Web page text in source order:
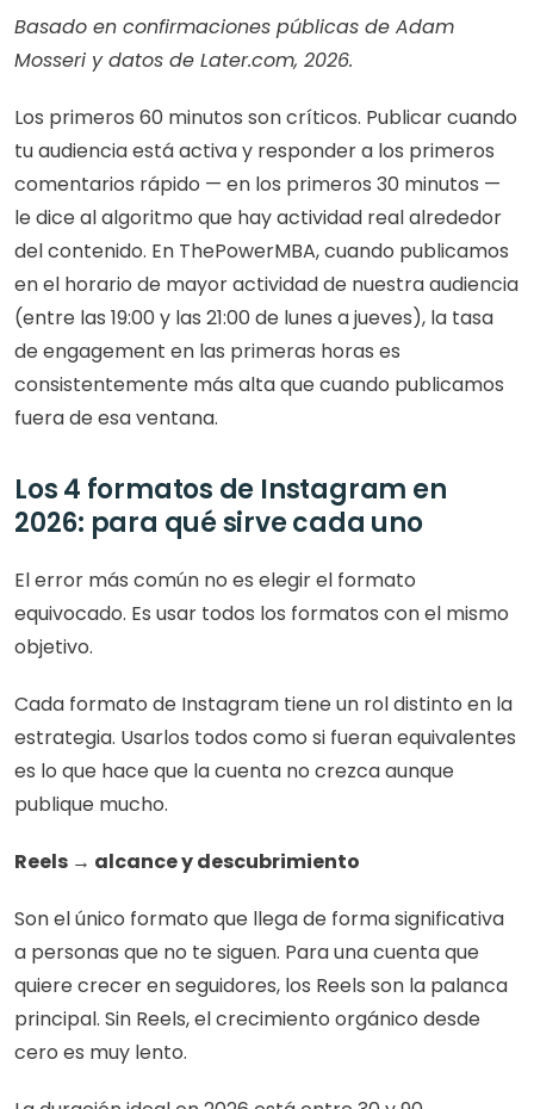
Basado en confirmaciones públicas de Adam
Mosseri y datos de Later.com, 2026.
Los primeros 60 minutos son críticos. Publicar cuando
tu audiencia está activa y responder a los primeros
comentarios rápido — en los primeros 30 minutos —
le dice al algoritmo que hay actividad real alrededor
del contenido. En ThePowerMBA, cuando publicamos
en el horario de mayor actividad de nuestra audiencia
(entre las 19:00 y las 21:00 de lunes a jueves), la tasa
de engagement en las primeras horas es
consistentemente más alta que cuando publicamos
fuera de esa ventana.
Los 4 formatos de Instagram en
2026: para qué sirve cada uno
El error más común no es elegir el formato
equivocado. Es usar todos los formatos con el mismo
objetivo.
Cada formato de Instagram tiene un rol distinto en la
estrategia. Usarlos todos como si fueran equivalentes
es lo que hace que la cuenta no crezca aunque
publique mucho.
Reels → alcance y descubrimiento
Son el único formato que llega de forma significativa
a personas que no te siguen. Para una cuenta que
quiere crecer en seguidores, los Reels son la palanca
principal. Sin Reels, el crecimiento orgánico desde
cero es muy lento.